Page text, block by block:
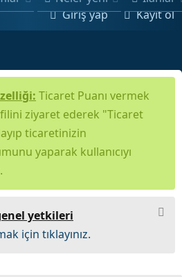
Giriş yap Kayıt ol
Ticaret Puanı vermek
ziyaret ederek "Ticaret
ticaretinizin
yaparak kullanıcıyı
yetkileri
için tıklayınız.